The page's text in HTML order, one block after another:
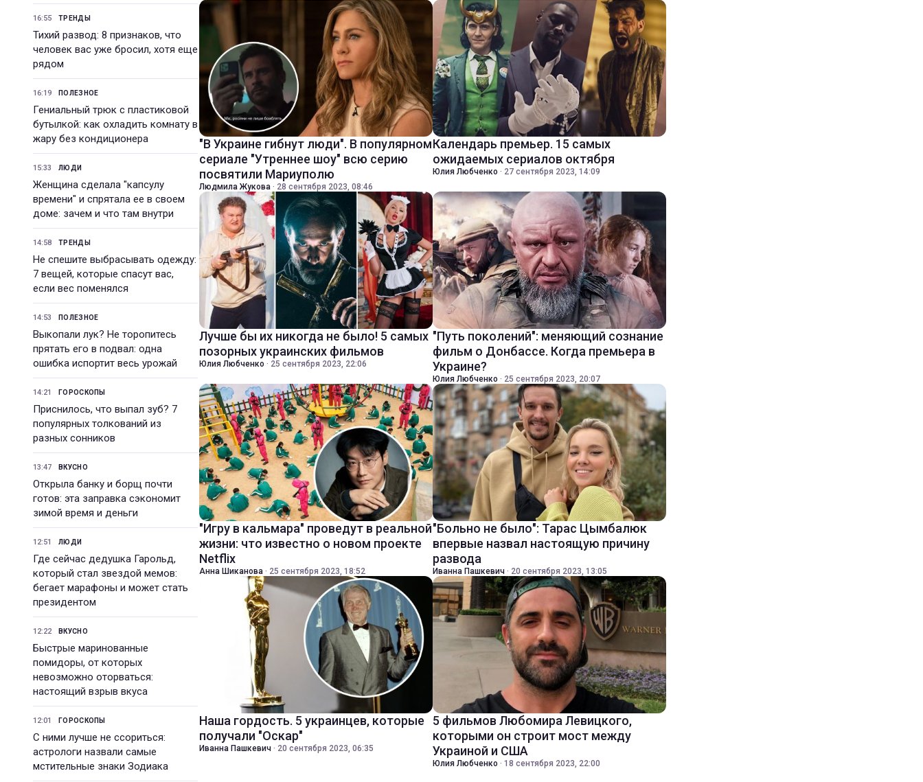
16:55 ТРЕНДЫ
Тихий развод: 8 признаков, что
человек вас уже бросил, хотя еще
рядом
16:19 ПОЛЕЗНОЕ
Гениальный трюк с пластиковой
бутылкой: как охладить комнату в
жару без кондиционера
15:33 ЛЮДИ
Женщина сделала "капсулу
времени" и спрятала ее в своем
доме: зачем и что там внутри
14:58 ТРЕНДЫ
Не спешите выбрасывать одежду:
7 вещей, которые спасут вас,
если вес поменялся
14:53 ПОЛЕЗНОЕ
Выкопали лук? Не торопитесь
прятать его в подвал: одна
ошибка испортит весь урожай
14:21 ГОРОСКОПЫ
Приснилось, что выпал зуб? 7
популярных толкований из
разных сонников
13:47 ВКУСНО
Открыла банку и борщ почти
готов: эта заправка сэкономит
зимой время и деньги
12:51 ЛЮДИ
Где сейчас дедушка Гарольд,
который стал звездой мемов:
бегает марафоны и может стать
президентом
12:22 ВКУСНО
Быстрые маринованные
помидоры, от которых
невозможно оторваться:
настоящий взрыв вкуса
12:01 ГОРОСКОПЫ
С ними лучше не ссориться:
астрологи назвали самые
мстительные знаки Зодиака
"В Украине гибнут люди". В популярном
сериале "Утреннее шоу" всю серию
посвятили Мариуполю
Людмила Жукова · 28 сентября 2023, 08:46
Календарь премьер. 15 самых
ожидаемых сериалов октября
Юлия Любченко · 27 сентября 2023, 14:09
Лучше бы их никогда не было! 5 самых
позорных украинских фильмов
Юлия Любченко · 25 сентября 2023, 22:06
"Путь поколений": меняющий сознание
фильм о Донбассе. Когда премьера в
Украине?
Юлия Любченко · 25 сентября 2023, 20:07
"Игру в кальмара" проведут в реальной
жизни: что известно о новом проекте
Netflix
Анна Шиканова · 25 сентября 2023, 18:52
"Больно не было": Тарас Цымбалюк
впервые назвал настоящую причину
развода
Иванна Пашкевич · 20 сентября 2023, 13:05
Наша гордость. 5 украинцев, которые
получали "Оскар"
Иванна Пашкевич · 20 сентября 2023, 06:35
5 фильмов Любомира Левицкого,
которыми он строит мост между
Украиной и США
Юлия Любченко · 18 сентября 2023, 22:00